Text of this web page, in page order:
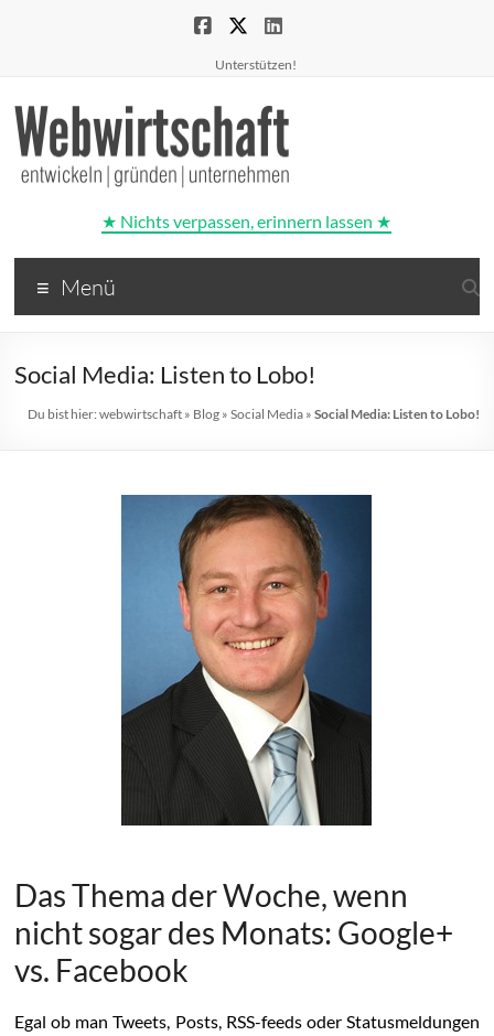
Unterstützen!
Webwirtschaft
|
unternehmen
★ Nichts verpassen, erinnern lassen ★
Menü
Social Media: Listen to Lobo!
Du bist hier: webwirtschaft» Blog» Social Media» Social Media: Listen to Lobo!
Das Thema der Woche, wenn
nicht sogar des Monats: Google+
vs. Facebook
Egal ob man Tweets, Posts, RSS-feeds oder Statusmeldungen